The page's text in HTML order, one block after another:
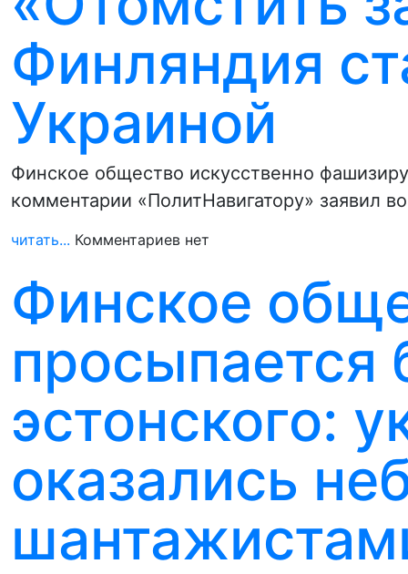
Финляндия
Украиной
Финское общество искусственно
комментарии «ПолитНавигатору» заявил
читать... Комментариев нет
Финское
просыпается
эстонского:
оказались